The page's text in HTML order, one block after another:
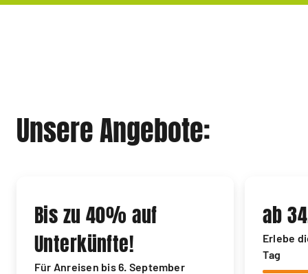
Unsere Angebote:
Bis zu 40% auf
Unterkünfte!
Für Anreisen bis 6. September
ab
Erlebe
Tag